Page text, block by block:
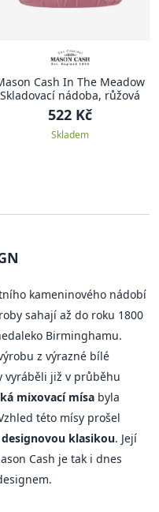
Cash In The Meadow
Skladovací nádoba, růžová
522 Kč
Skladem
kameninového nádobí
sahají až do roku 1800
Birminghamu.
z výrazné bílé
vyráběli již v průběhu
mixovací mísa byla
této mísy prošel
klasikou. Její
Cash je tak i dnes